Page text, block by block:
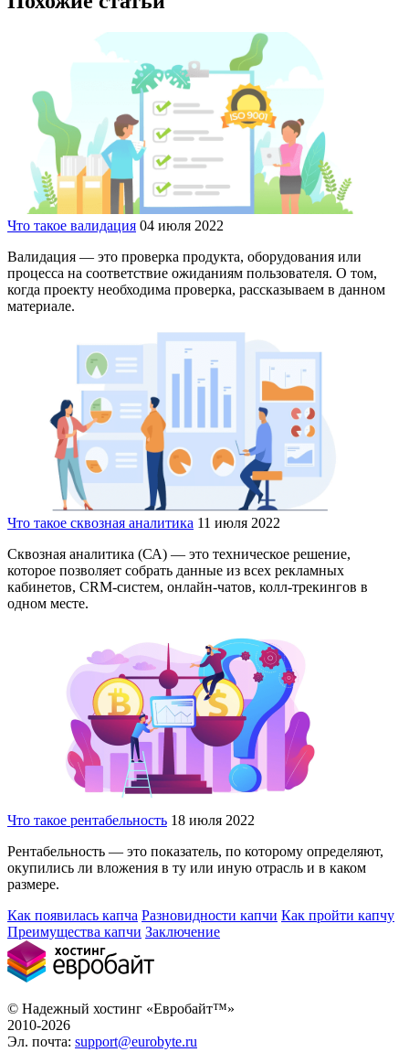
Что такое валидация 04 июля 2022
Валидация — это проверка продукта, оборудования или
процесса на соответствие ожиданиям пользователя. О том,
когда проекту необходима проверка, рассказываем в данном
материале.
Что такое сквозная аналитика 11 июля 2022
Сквозная аналитика (СА) — это техническое решение,
которое позволяет собрать данные из всех рекламных
кабинетов, CRM-систем, онлайн-чатов, колл-трекингов в
одном месте.
Что такое рентабельность 18 июля 2022
Рентабельность — это показатель, по которому определяют,
окупились ли вложения в ту или иную отрасль и в каком
размере.
Как появилась капча Разновидности капчи Как пройти капчу
Преимущества капчи Заключение
© Надежный хостинг «Евробайт™»
2010-2026
Эл. почта: support@eurobyte.ru